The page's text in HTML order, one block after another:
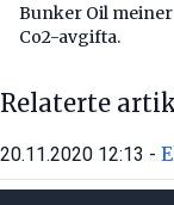
Bunker Oil
Co2-avgifta.
Relaterte
20.11.2020 12:13 -